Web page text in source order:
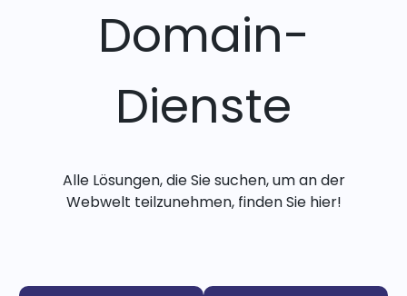
Domain-
Dienste
Alle Lösungen, die Sie suchen, um an der
Webwelt teilzunehmen, finden Sie hier!